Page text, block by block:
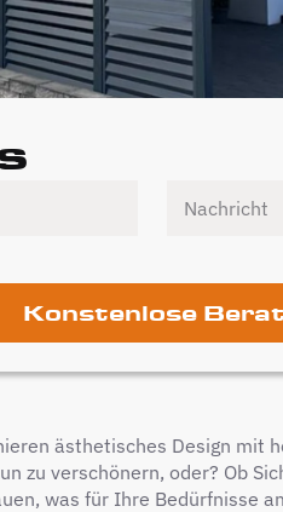
Konstenlose
ästhetisches Design mit
zu verschönern, oder? Ob
was für Ihre Bedürfnisse